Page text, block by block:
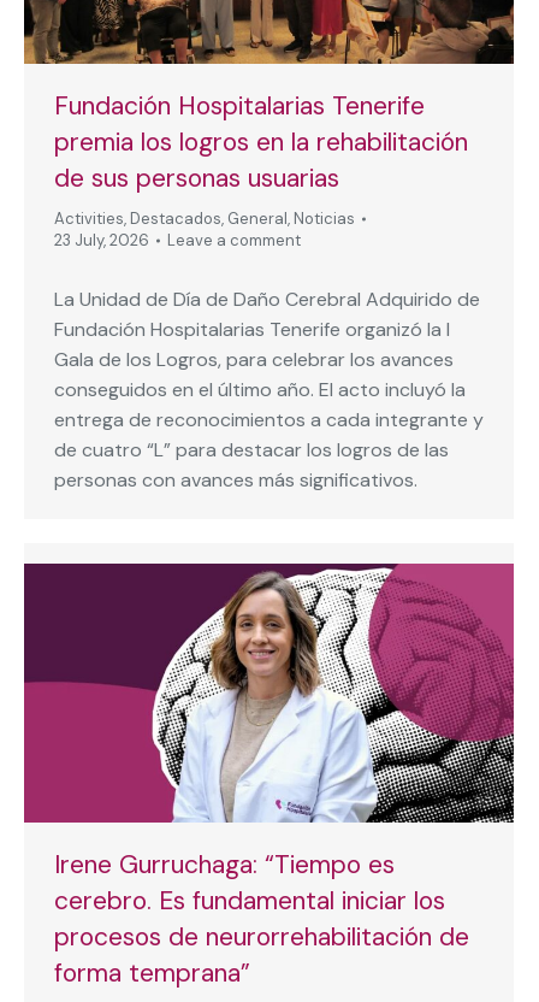
Fundación Hospitalarias Tenerife
premia los logros en la rehabilitación
de sus personas usuarias
Activities, Destacados, General, Noticias
23 July, 2026
Leave a comment
La Unidad de Día de Daño Cerebral Adquirido de
Fundación Hospitalarias Tenerife organizó la I
Gala de los Logros, para celebrar los avances
conseguidos en el último año. El acto incluyó la
entrega de reconocimientos a cada integrante y
de cuatro “L” para destacar los logros de las
personas con avances más significativos.
Irene Gurruchaga: “Tiempo es
cerebro. Es fundamental iniciar los
procesos de neurorrehabilitación de
forma temprana”